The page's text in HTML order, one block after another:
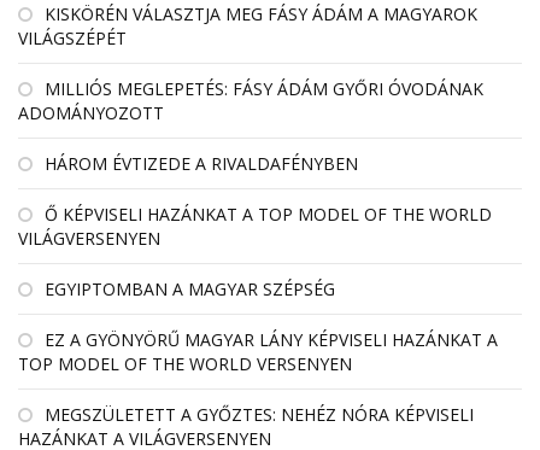
KISKÖRÉN VÁLASZTJA MEG FÁSY ÁDÁM A MAGYAROK
VILÁGSZÉPÉT
MILLIÓS MEGLEPETÉS: FÁSY ÁDÁM GYŐRI ÓVODÁNAK
ADOMÁNYOZOTT
HÁROM ÉVTIZEDE A RIVALDAFÉNYBEN
Ő KÉPVISELI HAZÁNKAT A TOP MODEL OF THE WORLD
VILÁGVERSENYEN
EGYIPTOMBAN A MAGYAR SZÉPSÉG
EZ A GYÖNYÖRŰ MAGYAR LÁNY KÉPVISELI HAZÁNKAT A
TOP MODEL OF THE WORLD VERSENYEN
MEGSZÜLETETT A GYŐZTES: NEHÉZ NÓRA KÉPVISELI
HAZÁNKAT A VILÁGVERSENYEN